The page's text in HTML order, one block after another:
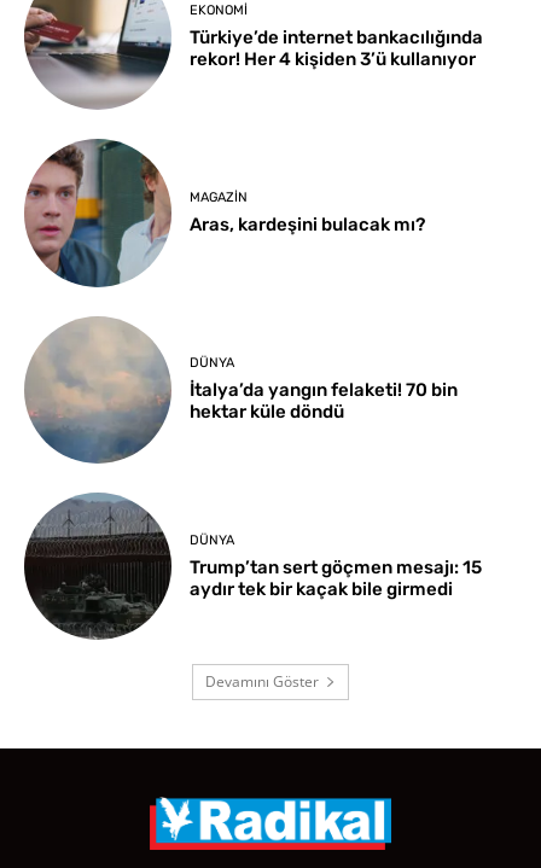
EKONOMI
Türkiye’de internet bankacılığında
rekor! Her 4 kişiden 3’ü kullanıyor
MAGAZIN
Aras, kardeşini bulacak mı?
DÜNYA
İtalya’da yangın felaketi! 70 bin
hektar küle döndü
DÜNYA
Trump’tan sert göçmen mesajı: 15
aydır tek bir kaçak bile girmedi
Devamını Göster